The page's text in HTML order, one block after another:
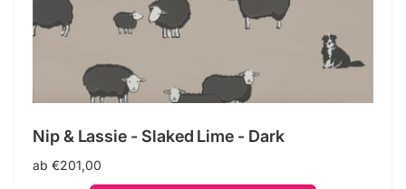
Nip & Lassie - Slaked Lime - Dark
Normaler
ab €201,00